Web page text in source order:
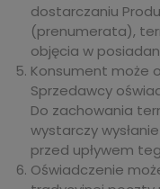
dostarczaniu
(prenumerata),
objęcia w
Konsument może
Sprzedawcy
Do zachowania
wystarczy
przed upływem
Oświadczenie